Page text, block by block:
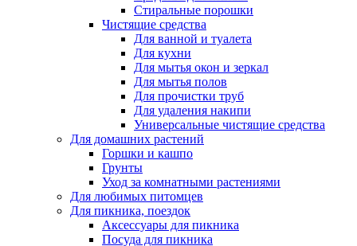
Стиральные порошки
Чистящие средства
Для ванной и туалета
Для кухни
Для мытья окон и зеркал
Для мытья полов
Для прочистки труб
Для удаления накипи
Универсальные чистящие средства
Для домашних растений
Горшки и кашпо
Грунты
Уход за комнатными растениями
Для любимых питомцев
Для пикника, поездок
Аксессуары для пикника
Посуда для пикника